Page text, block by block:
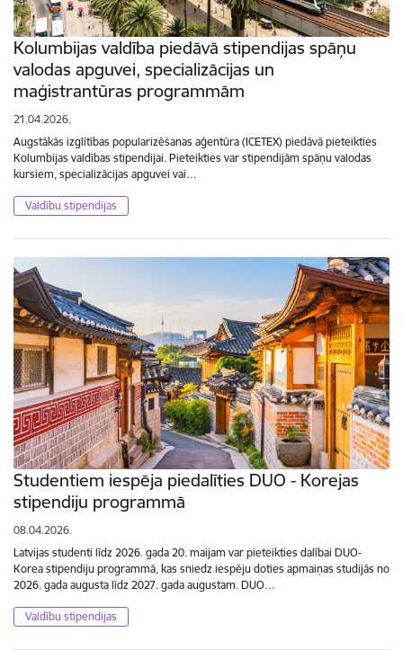
Kolumbijas valdība piedāvā stipendijas spāņu
valodas apguvei, specializācijas un
maģistrantūras programmām
21.04.2026.
Augstākās izglītības popularizēšanas aģentūra (ICETEX) piedāvā pieteikties
Kolumbijas valdības stipendijai. Pieteikties var stipendijām spāņu valodas
kursiem, specializācijas apguvei vai…
Valdību stipendijas
Studentiem iespēja piedalīties DUO - Korejas
stipendiju programmā
08.04.2026.
Latvijas studenti līdz 2026. gada 20. maijam var pieteikties dalībai DUO-
Korea stipendiju programmā, kas sniedz iespēju doties apmaiņas studijās no
2026. gada augusta līdz 2027. gada augustam. DUO…
Valdību stipendijas